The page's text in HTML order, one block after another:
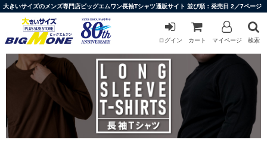
大きいサイズのメンズ専門店ビッグエムワン長袖Tシャツ通販サイト 並び順：発売日 2／7ページ
ログイン カート マイページ 検索